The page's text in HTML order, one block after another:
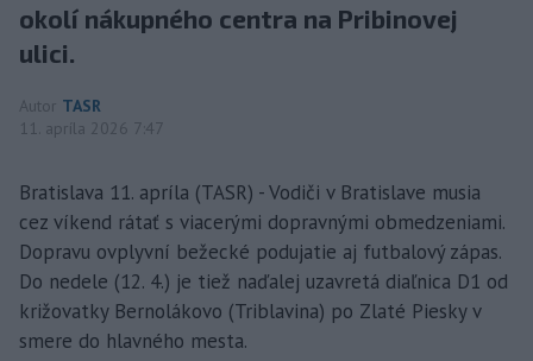
okolí nákupného centra na Pribinovej
ulici.
Autor TASR
11. apríla 2026 7:47
Bratislava 11. apríla (TASR) - Vodiči v Bratislave musia
cez víkend rátať s viacerými dopravnými obmedzeniami.
Dopravu ovplyvní bežecké podujatie aj futbalový zápas.
Do nedele (12. 4.) je tiež naďalej uzavretá diaľnica D1 od
križovatky Bernolákovo (Triblavina) po Zlaté Piesky v
smere do hlavného mesta.